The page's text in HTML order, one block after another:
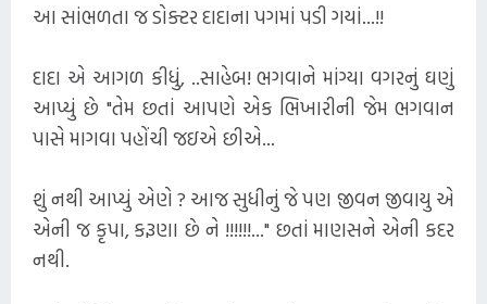
આ સાંભળતા જ ડોક્ટર દાદાના પગમાં પડી ગયાં...!!
દાદા એ આગળ કીધું, ..સાહેબ! ભગવાને માંગ્યા વગરનું ઘણું
આપ્યું છે "તેમ છતાં આપણે એક ભિખારીની જેમ ભગવાન
પાસે માગવા પહોંચી જઇએ છીએ...
શું નથી આપ્યું એણે ? આજ સુધીનું જે પણ જીવન જીવાયુ એ
એની જ કૃપા, કરૂણા છે ને !!!!!!..." છતાં માણસને એની કદર
નથી.